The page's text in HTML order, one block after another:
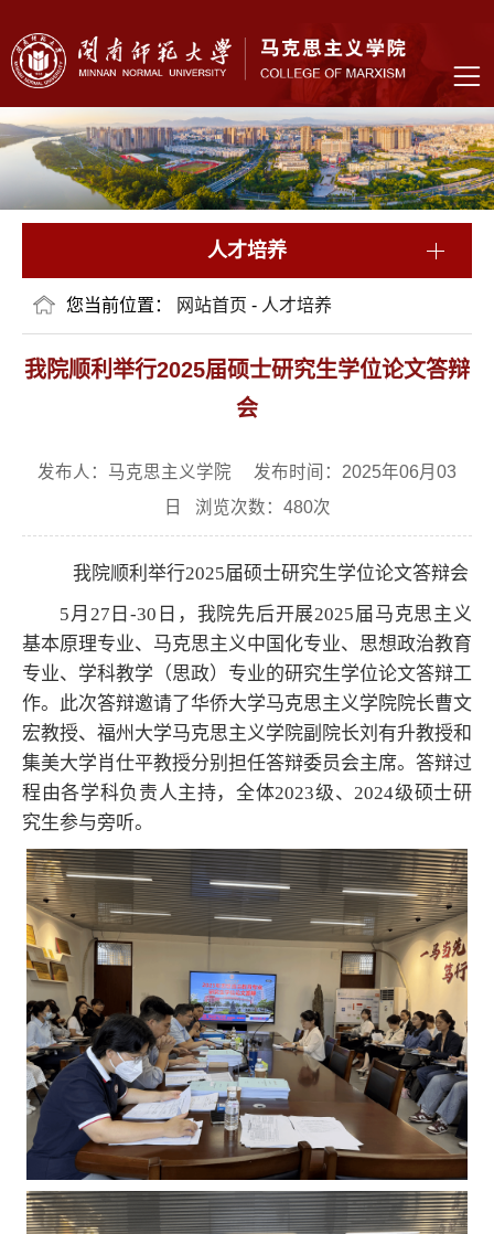
人才培养
您当前位置： 网站首页 - 人才培养
我院顺利举行2025届硕士研究生学位论文答辩
会
发布人：马克思主义学院 发布时间：2025年06月03
日 浏览次数： 480次
我院顺利举行2025届硕士研究生学位论文答辩会
5月27日-30日，我院先后开展2025届马克思主义
基本原理专业、马克思主义中国化专业、思想政治教育
专业、学科教学（思政）专业的研究生学位论文答辩工
作。此次答辩邀请了华侨大学马克思主义学院院长曹文
宏教授、福州大学马克思主义学院副院长刘有升教授和
集美大学肖仕平教授分别担任答辩委员会主席。答辩过
程由各学科负责人主持，全体2023级、2024级硕士研
究生参与旁听。